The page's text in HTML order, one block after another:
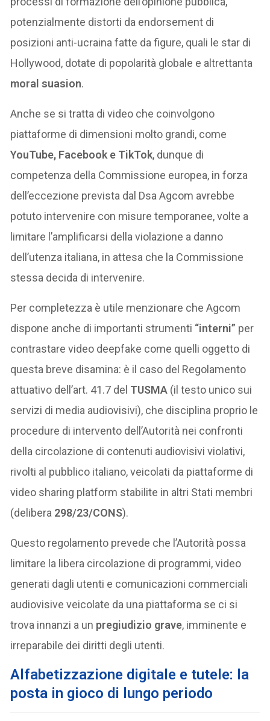
potenzialmente distorti da endorsement di
posizioni anti-ucraina fatte da figure, quali le star di
Hollywood, dotate di popolarità globale e altrettanta
moral suasion.
Anche se si tratta di video che coinvolgono
piattaforme di dimensioni molto grandi, come
YouTube, Facebook e TikTok, dunque di
competenza della Commissione europea, in forza
dell’eccezione prevista dal Dsa Agcom avrebbe
potuto intervenire con misure temporanee, volte a
limitare l’amplificarsi della violazione a danno
dell’utenza italiana, in attesa che la Commissione
stessa decida di intervenire.
Per completezza è utile menzionare che Agcom
dispone anche di importanti strumenti “interni” per
contrastare video deepfake come quelli oggetto di
questa breve disamina: è il caso del Regolamento
attuativo dell’art. 41.7 del TUSMA (il testo unico sui
servizi di media audiovisivi), che disciplina proprio le
procedure di intervento dell’Autorità nei confronti
della circolazione di contenuti audiovisivi violativi,
rivolti al pubblico italiano, veicolati da piattaforme di
video sharing platform stabilite in altri Stati membri
(delibera 298/23/CONS).
Questo regolamento prevede che l’Autorità possa
limitare la libera circolazione di programmi, video
generati dagli utenti e comunicazioni commerciali
audiovisive veicolate da una piattaforma se ci si
trova innanzi a un pregiudizio grave, imminente e
irreparabile dei diritti degli utenti.
Alfabetizzazione digitale e tutele: la
posta in gioco di lungo periodo